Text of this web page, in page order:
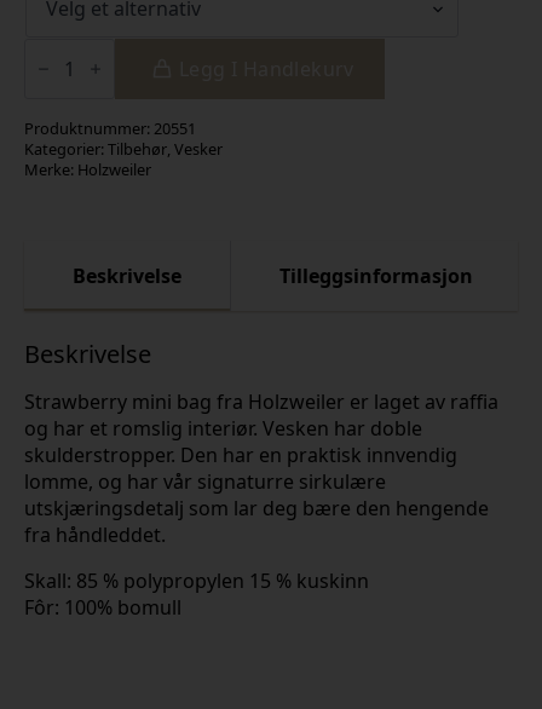
antall
Produktnummer: 20551
Kategorier: Tilbehør, Vesker
Merke: Holzweiler
Beskrivelse Tilleggsinformasjon
Beskrivelse
Strawberry mini bag fra Holzweiler er laget av raffia
og har et romslig interiør. Vesken har doble
skulderstropper. Den har en praktisk innvendig
lomme, og har vår signaturre sirkulære
utskjæringsdetalj som lar deg bære den hengende
fra håndleddet.
Skall: 85 % polypropylen 15 % kuskinn
Fôr: 100% bomull